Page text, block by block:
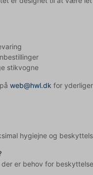
stikvogne
web@hwl.dk for
hygiejne og
er behov for